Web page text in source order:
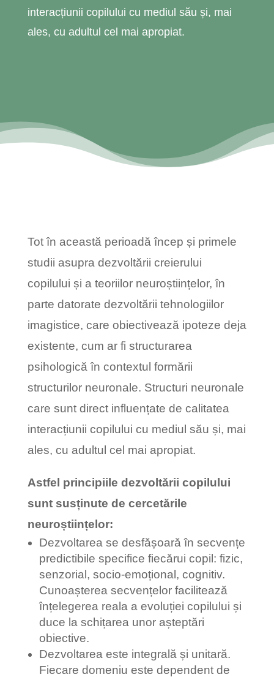
interacțiunii copilului cu mediul său și, mai
ales, cu adultul cel mai apropiat.
Tot în această perioadă încep și primele
studii asupra dezvoltării creierului
copilului și a teoriilor neuroștiințelor, în
parte datorate dezvoltării tehnologiilor
imagistice, care obiectivează ipoteze deja
existente, cum ar fi structurarea
psihologică în contextul formării
structurilor neuronale. Structuri neuronale
care sunt direct influențate de calitatea
interacțiunii copilului cu mediul său și, mai
ales, cu adultul cel mai apropiat.
Astfel principiile dezvoltării copilului
sunt susținute de cercetările
neuroștiințelor:
Dezvoltarea se desfășoară în secvențe
predictibile specifice fiecărui copil: fizic,
senzorial, socio-emoțional, cognitiv.
Cunoașterea secvențelor facilitează
înțelegerea reala a evoluției copilului și
duce la schițarea unor așteptări
obiective.
Dezvoltarea este integrală și unitară.
Fiecare domeniu este dependent de